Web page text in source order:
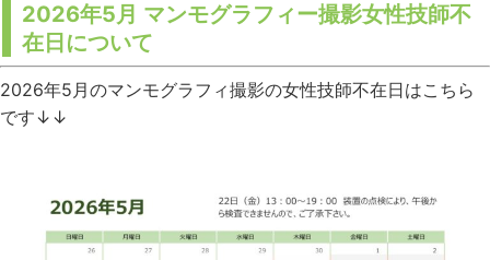
2026年5月 マンモグラフィー撮影女性技師不
在日について
2026年5月のマンモグラフィ撮影の女性技師不在日はこちら
です↓↓